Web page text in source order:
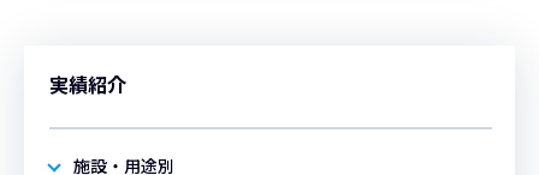
実績紹介
施設・用途別